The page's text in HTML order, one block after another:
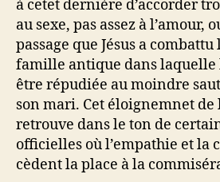
à cetet dernière d’accorder
au sexe, pas assez à l’amour,
passage que Jésus a
famille antique dans laquelle
être répudiée au moindre
son mari. Cet éloignemnet de
retrouve dans le ton de
officielles où l’empathie et la
cèdent la place à la